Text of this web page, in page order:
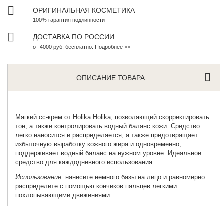
ОРИГИНАЛЬНАЯ КОСМЕТИКА
100% гарантия подлинности
ДОСТАВКА ПО РОССИИ
от 4000 руб. бесплатно. Подробнее >>
ОПИСАНИЕ ТОВАРА
Мягкий сс-крем от Holika Holika, позволяющий скорректировать
тон, а также контролировать водный баланс кожи. Средство
легко наносится и распределяется, а также предотвращает
избыточную выработку кожного жира и одновременно,
поддерживает водный баланс на нужном уровне. Идеальное
средство для каждодневного использования.
Использование: нанесите немного базы на лицо и равномерно
распределите с помощью кончиков пальцев легкими
похлопывающими движениями.